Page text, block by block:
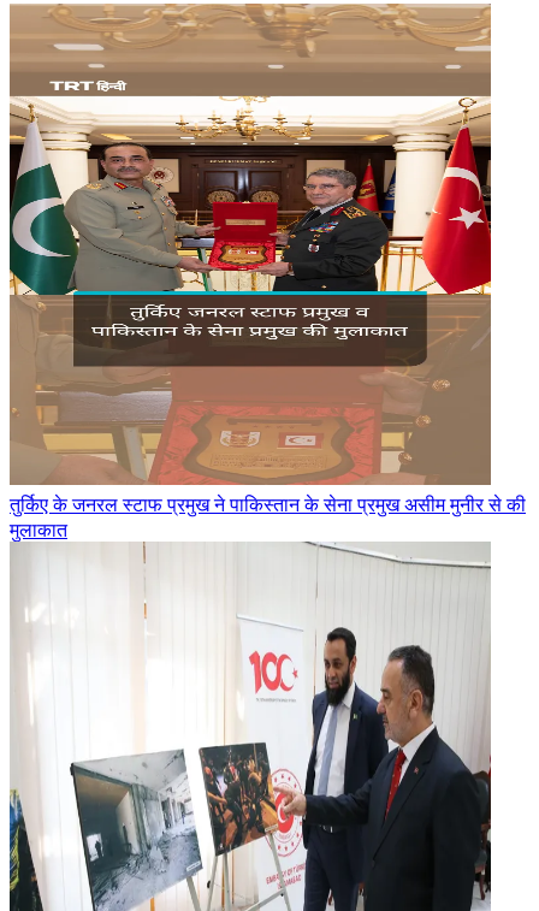
तुर्किए के जनरल स्टाफ प्रमुख ने पाकिस्तान के सेना प्रमुख असीम मुनीर से की
मुलाकात